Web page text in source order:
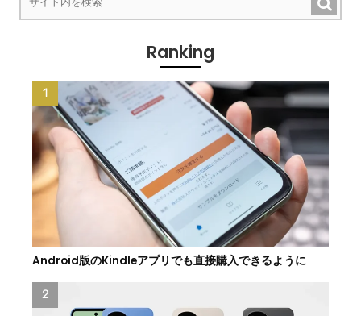
Ranking
Android版のKindleアプリでも直接購入できるように